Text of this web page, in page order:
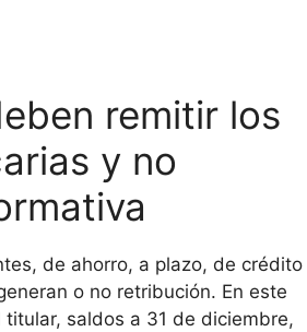
remitir los
y no
de ahorro, a plazo, de crédito
o no retribución. En este
saldos a 31 de diciembre,